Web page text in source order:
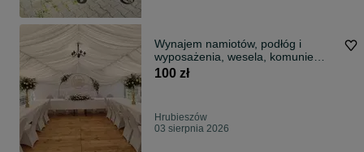
Wynajem namiotów, podłóg i
wyposażenia, wesela, komunie
festyny
100 zł
Hrubieszów
03 sierpnia 2026